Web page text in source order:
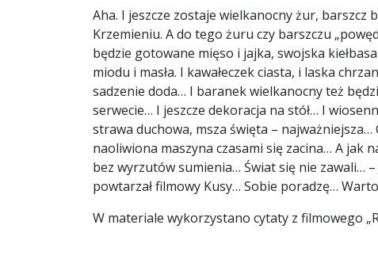
Aha. I jeszcze zostaje wielkanocny żur,
Krzemieniu. A do tego żuru czy barszczu
będzie gotowane mięso i jajka, swojska
miodu i masła. I kawałeczek ciasta, i laska
sadzenie doda… I baranek wielkanocny też
serwecie… I jeszcze dekoracja na stół… I
strawa duchowa, msza święta – najważniejsza…
naoliwiona maszyna czasami się zacina… A jak
bez wyrzutów sumienia… Świat się nie zawali…
powtarzał filmowy Kusy… Sobie poradzę…
W materiale wykorzystano cytaty z filmowego